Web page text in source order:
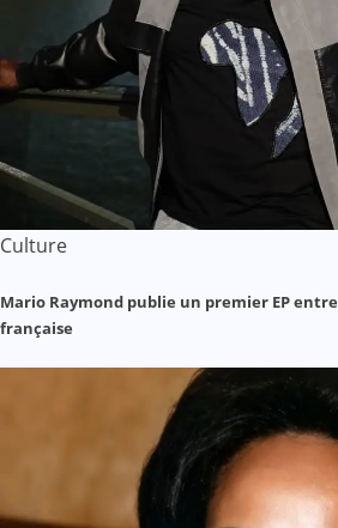
Culture
Mario Raymond publie un premier EP
française